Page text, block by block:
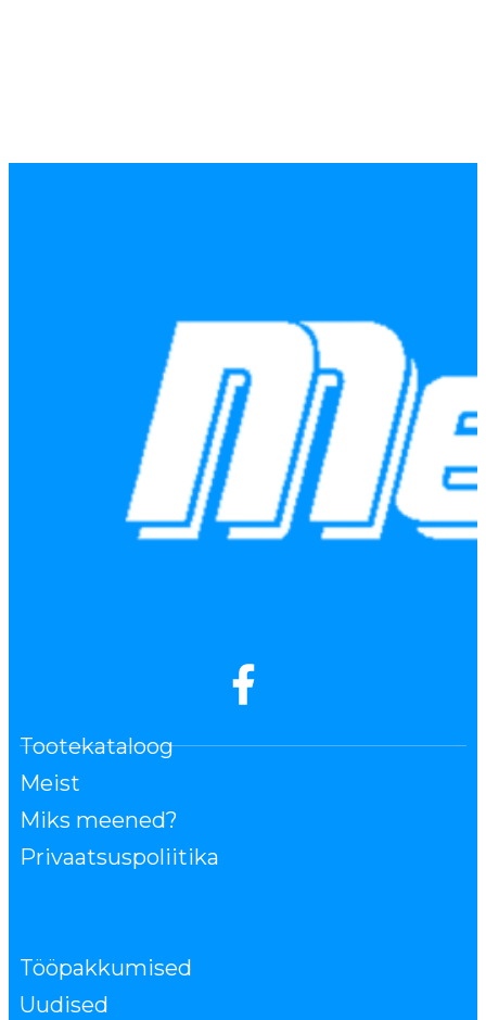
Tootekataloog
Meist
Miks meened?
Privaatsuspoliitika
Tööpakkumised
Uudised